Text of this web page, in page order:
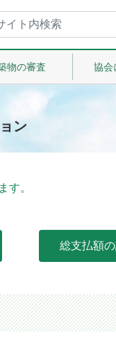
物の審査 協会
ン
す。
総支払額